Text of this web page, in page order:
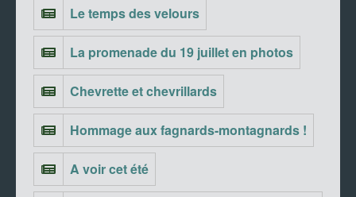
Le temps des velours
La promenade du 19 juillet en photos
Chevrette et chevrillards
Hommage aux fagnards-montagnards !
A voir cet été